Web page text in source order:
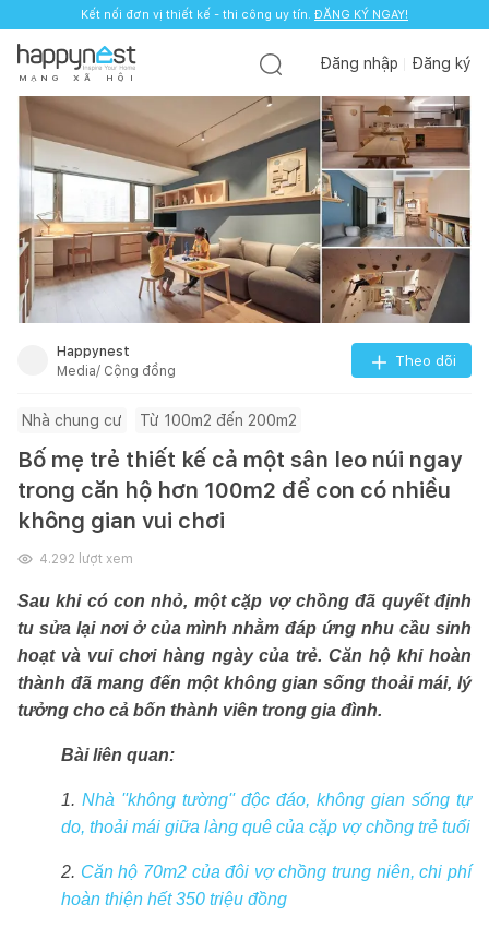
Kết nối đơn vị thiết kế - thi công uy tín. ĐĂNG KÝ NGAY!
M Ạ N G X Ã H Ộ I
Đăng nhập Đăng ký
Happynest
Media/ Cộng đồng
Theo dõi
Nhà chung cư Từ 100m2 đến 200m2
Bố mẹ trẻ thiết kế cả một sân leo núi ngay
trong căn hộ hơn 100m2 để con có nhiều
không gian vui chơi
4.292 lượt xem
Sau khi có con nhỏ, một cặp vợ chồng đã quyết định
tu sửa lại nơi ở của mình nhằm đáp ứng nhu cầu sinh
hoạt và vui chơi hàng ngày của trẻ. Căn hộ khi hoàn
thành đã mang đến một không gian sống thoải mái, lý
tưởng cho cả bốn thành viên trong gia đình.
Bài liên quan:
1. Nhà ''không tường'' độc đáo, không gian sống tự
do, thoải mái giữa làng quê của cặp vợ chồng trẻ tuổi
2. Căn hộ 70m2 của đôi vợ chồng trung niên, chi phí
hoàn thiện hết 350 triệu đồng